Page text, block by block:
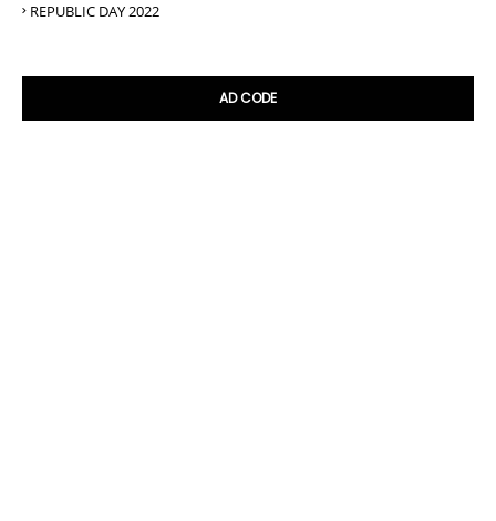
REPUBLIC DAY 2022
AD CODE